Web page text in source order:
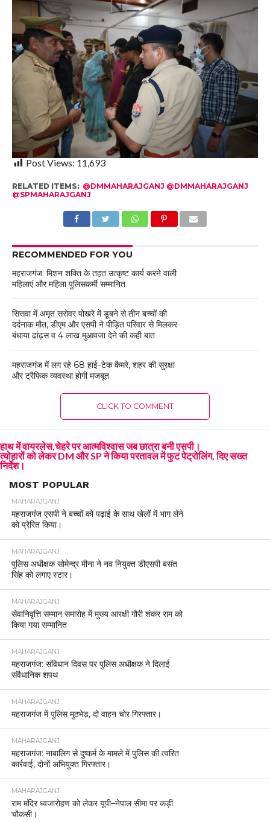
Post Views: 11,693
RELATED ITEMS: @DMMAHARAJGANJ @DMMAHARAJGANJ
@SPMAHARAJGANJ
RECOMMENDED FOR YOU
महराजगंज: मिशन शक्ति के तहत उत्कृष्ट कार्य करने वाली
महिलाएं और महिला पुलिसकर्मी सम्मानित
सिसवा में अमृत सरोवर पोखरे में डूबने से तीन बच्चों की
दर्दनाक मौत, डीएम और एसपी ने पीड़ित परिवार से मिलकर
बंधाया ढांढ़स व 4 लाख मुआवजा देने की कही बात
महराजगंज में लग रहे 68 हाई-टेक कैमरे, शहर की सुरक्षा
और ट्रैफिक व्यवस्था होगी मजबूत
CLICK TO COMMENT
हाथ में वायरलेस,चेहरे पर आत्मविश्वास जब छात्रा बनी एसपी।
त्योहारों को लेकर DM और SP ने किया परतावल में फुट पेट्रोलिंग, दिए सख्त
निर्देश।
MOST POPULAR
MAHARAJGANJ
महराजगंज एसपी ने बच्चों को पढ़ाई के साथ खेलों में भाग लेने
को प्रेरित किया।
MAHARAJGANJ
पुलिस अधीक्षक सोमेन्द्र मीना ने नव नियुक्त डीएसपी बसंत
सिंह को लगाए स्टार।
MAHARAJGANJ
सेवानिवृत्ति सम्मान समारोह में मुख्य आरक्षी गौरी शंकर राम को
किया गया सम्मानित
MAHARAJGANJ
महराजगंज: संविधान दिवस पर पुलिस अधीक्षक ने दिलाई
संवैधानिक शपथ
MAHARAJGANJ
महराजगंज में पुलिस मुठभेड़, दो वाहन चोर गिरफ्तार।
MAHARAJGANJ
महराजगंज: नाबालिग से दुष्कर्म के मामले में पुलिस की त्वरित
कार्रवाई, दोनों अभियुक्त गिरफ्तार।
MAHARAJGANJ
राम मंदिर ध्वजारोहण को लेकर यूपी–नेपाल सीमा पर कड़ी
चौकसी।